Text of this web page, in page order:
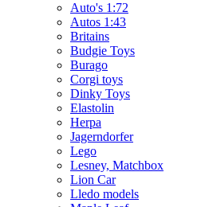
Auto's 1:72
Autos 1:43
Britains
Budgie Toys
Burago
Corgi toys
Dinky Toys
Elastolin
Herpa
Jagerndorfer
Lego
Lesney, Matchbox
Lion Car
Lledo models